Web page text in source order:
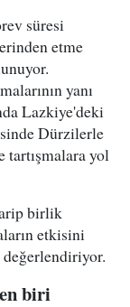
süresi
etme
yanı
Lazkiye'deki
Dürzilerle
tartışmalara yol
birlik
etkisini
biri